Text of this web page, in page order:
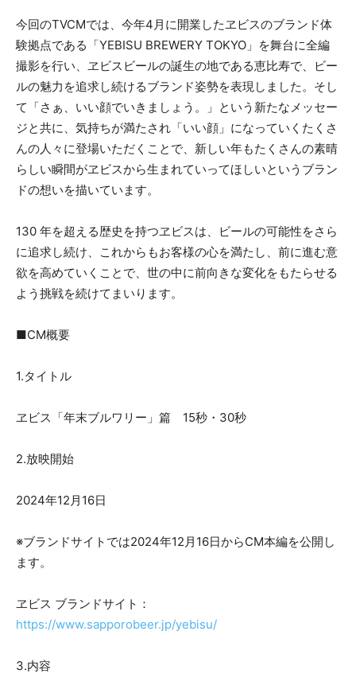
今回のTVCMでは、今年4月に開業したヱビスのブランド体
験拠点である「YEBISU BREWERY TOKYO」を舞台に全編
撮影を行い、ヱビスビールの誕生の地である恵比寿で、ビー
ルの魅力を追求し続けるブランド姿勢を表現しました。そし
て「さぁ、いい顔でいきましょう。」という新たなメッセー
ジと共に、気持ちが満たされ「いい顔」になっていくたくさ
んの人々に登場いただくことで、新しい年もたくさんの素晴
らしい瞬間がヱビスから生まれていってほしいというブラン
ドの想いを描いています。
130 年を超える歴史を持つヱビスは、ビールの可能性をさら
に追求し続け、これからもお客様の心を満たし、前に進む意
欲を高めていくことで、世の中に前向きな変化をもたらせる
よう挑戦を続けてまいります。
■CM概要
1.タイトル
ヱビス「年末ブルワリー」篇 15秒・30秒
2.放映開始
2024年12月16日
※ブランドサイトでは2024年12月16日からCM本編を公開し
ます。
ヱビス ブランドサイト：
https://www.sapporobeer.jp/yebisu/
3.内容